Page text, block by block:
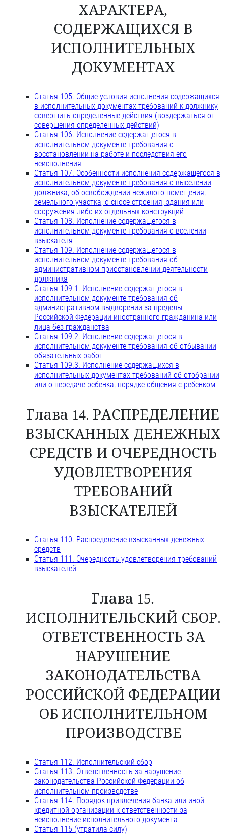
ХАРАКТЕРА,
СОДЕРЖАЩИХСЯ В
ИСПОЛНИТЕЛЬНЫХ
ДОКУМЕНТАХ
Статья 105. Общие условия исполнения содержащихся
в исполнительных документах требований к должнику
совершить определенные действия (воздержаться от
совершения определенных действий)
Статья 106. Исполнение содержащегося в
исполнительном документе требования о
восстановлении на работе и последствия его
неисполнения
Статья 107. Особенности исполнения содержащегося в
исполнительном документе требования о выселении
должника, об освобождении нежилого помещения,
земельного участка, о сносе строения, здания или
сооружения либо их отдельных конструкций
Статья 108. Исполнение содержащегося в
исполнительном документе требования о вселении
взыскателя
Статья 109. Исполнение содержащегося в
исполнительном документе требования об
административном приостановлении деятельности
должника
Статья 109.1. Исполнение содержащегося в
исполнительном документе требования об
административном выдворении за пределы
Российской Федерации иностранного гражданина или
лица без гражданства
Статья 109.2. Исполнение содержащегося в
исполнительном документе требования об отбывании
обязательных работ
Статья 109.3. Исполнение содержащихся в
исполнительных документах требований об отобрании
или о передаче ребенка, порядке общения с ребенком
Глава 14. РАСПРЕДЕЛЕНИЕ
ВЗЫСКАННЫХ ДЕНЕЖНЫХ
СРЕДСТВ И ОЧЕРЕДНОСТЬ
УДОВЛЕТВОРЕНИЯ
ТРЕБОВАНИЙ
ВЗЫСКАТЕЛЕЙ
Статья 110. Распределение взысканных денежных
средств
Статья 111. Очередность удовлетворения требований
взыскателей
Глава 15.
ИСПОЛНИТЕЛЬСКИЙ СБОР.
ОТВЕТСТВЕННОСТЬ ЗА
НАРУШЕНИЕ
ЗАКОНОДАТЕЛЬСТВА
РОССИЙСКОЙ ФЕДЕРАЦИИ
ОБ ИСПОЛНИТЕЛЬНОМ
ПРОИЗВОДСТВЕ
Статья 112. Исполнительский сбор
Статья 113. Ответственность за нарушение
законодательства Российской Федерации об
исполнительном производстве
Статья 114. Порядок привлечения банка или иной
кредитной организации к ответственности за
неисполнение исполнительного документа
Статья 115 (утратила силу)